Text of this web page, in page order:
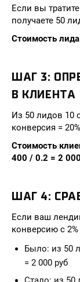
Если вы
получаете 50
Стоимость
ШАГ 3:
В КЛИЕНТА
Из 50 лидов 10
конверсия =
Стоимость
400 / 0.2 = 2
ШАГ 4:
Если ваш
конверсию с 2%
Было: из 50
= 2 000 руб